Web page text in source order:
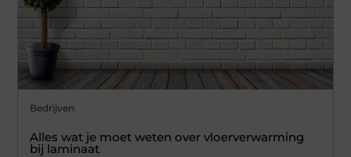
Bedrijven
Alles wat je moet weten over vloerverwarming
bij laminaat